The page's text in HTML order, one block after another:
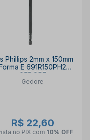
Phillips 2mm x 150mm
E 691R150PH2
GEDORE
Gedore
R$ 22,60
no PIX com 10% OFF